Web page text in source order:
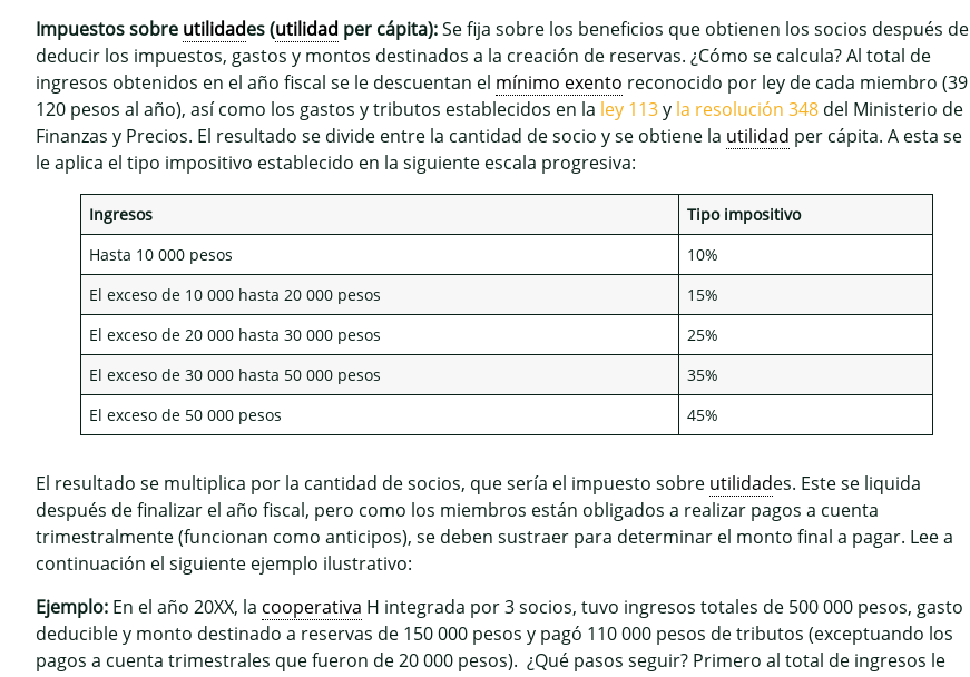
Impuestos sobre utilidades (utilidad per cápita):Se fija sobre los beneficios que obtienen los socios después de
deducir los impuestos, gastos y montos destinados a la creación de reservas. ¿Cómo se calcula? Al total de
ingresos obtenidos en el año fiscal se le descuentan el mínimo exento reconocido por ley de cada miembro (39
120 pesos al año), así como los gastos y tributos establecidos en la ley 113y la resolución 348 del Ministerio de
Finanzas y Precios. El resultado se divide entre la cantidad de socio y se obtiene la utilidad per cápita. A esta se
le aplica el tipo impositivo establecido en la siguiente escala progresiva:
Ingresos
Tipo impositivo
Hasta 10 000 pesos
10%
El exceso de 10 000 hasta 20 000 pesos
15%
El exceso de 20 000 hasta 30 000 pesos
25%
El exceso de 30 000 hasta 50 000 pesos
35%
El exceso de 50 000 pesos
45%
El resultado se multiplica por la cantidad de socios, que sería el impuesto sobre utilidades. Este se liquida
después de finalizar el año fiscal, pero como los miembros están obligados a realizar pagos a cuenta
trimestralmente (funcionan como anticipos), se deben sustraer para determinar el monto final a pagar. Lee a
continuación el siguiente ejemplo ilustrativo:
Ejemplo: En el año 20XX, la cooperativa H integrada por 3 socios, tuvo ingresos totales de 500 000 pesos, gasto
deducible y monto destinado a reservas de 150 000 pesos y pagó 110 000 pesos de tributos (exceptuando los
pagos a cuenta trimestrales que fueron de 20 000 pesos). ¿Qué pasos seguir? Primero al total de ingresos le